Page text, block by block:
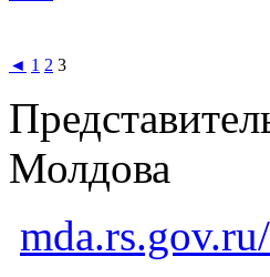
◄ 1 2 3
Молдова